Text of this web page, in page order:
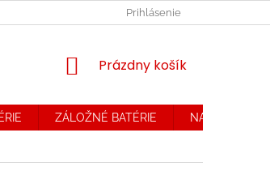
REKLAMAČNÝ PORIADOKPrihlásenie
NÁKUPNÝ
Prázdny košík
ZÁLOŽNÉ BATÉRIE NABÍJAČKY